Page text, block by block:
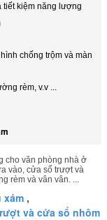
tiết kiệm năng lượng
chống trộm và màn
rèm, v.v ...
cho văn phòng nhà ở
vào, cửa sổ trượt và
rèm và vân vân. ...
xám ,
và cửa sổ nhôm